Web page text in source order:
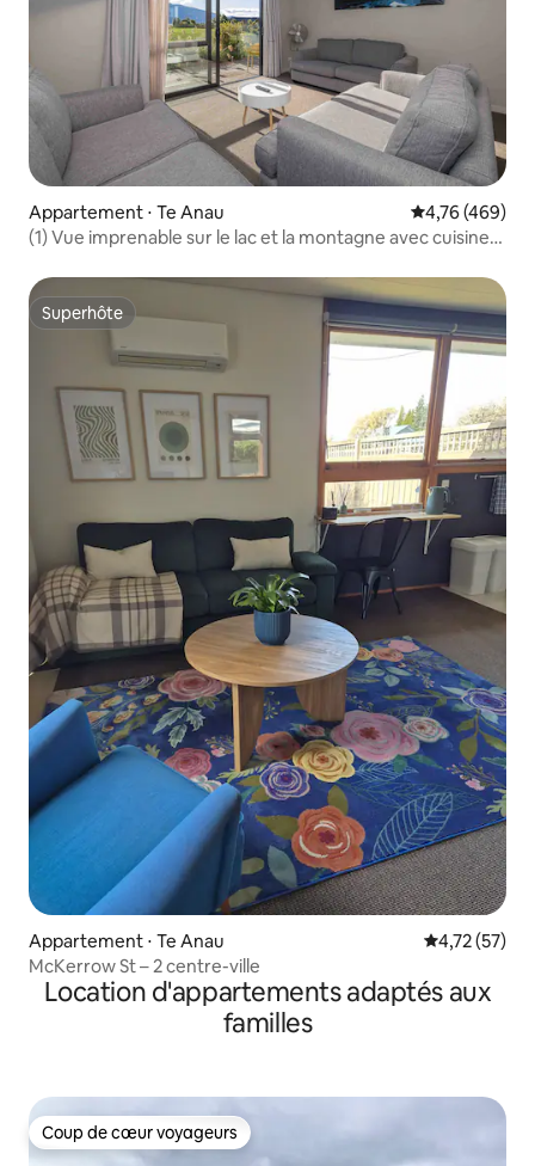
Appartement ⋅ Te Anau Évaluation
4,76 (469)
(1) Vue imprenable sur le lac et la montagne avec cuisine/2
Superhôte
Superhôte
Appartement ⋅ Te Anau Évaluation
4,72 (57)
McKerrow St – 2 centre-ville
Location d'appartements adaptés aux
familles
Coup de cœur voyageurs
Coup de cœur voyageurs